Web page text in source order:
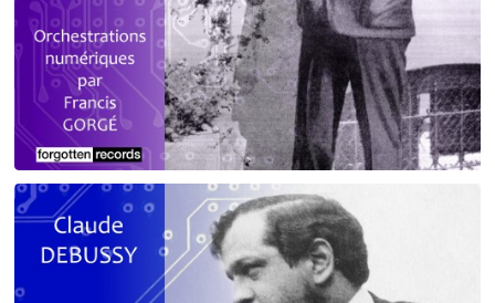
Debussy - Schmitt - Ravel
orchestrations numériques par Francis Gorgé